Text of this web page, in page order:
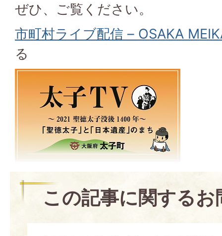
ぜひ、ご覧ください。
市町村ライブ配信 – OSAKA
る
この記事に関する